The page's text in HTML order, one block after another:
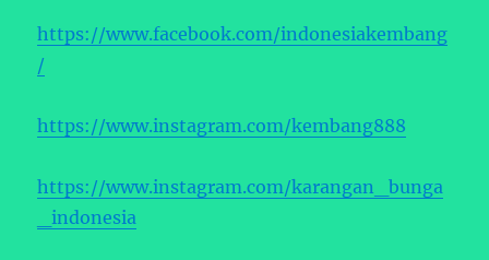
https://www.facebook.com/indonesiakembang
/
https://www.instagram.com/kembang888
https://www.instagram.com/karangan_bunga
_indonesia